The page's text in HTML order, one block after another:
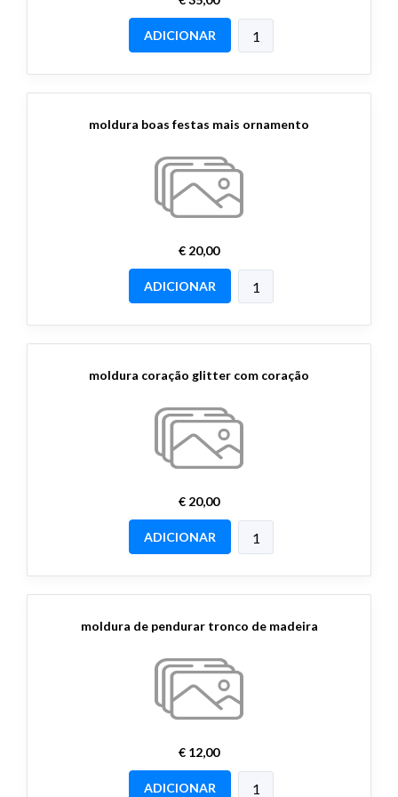
ADICIONAR
moldura boas festas mais ornamento
€ 20,00
ADICIONAR
moldura coração glitter com coração
€ 20,00
ADICIONAR
moldura de pendurar tronco de madeira
€ 12,00
ADICIONAR